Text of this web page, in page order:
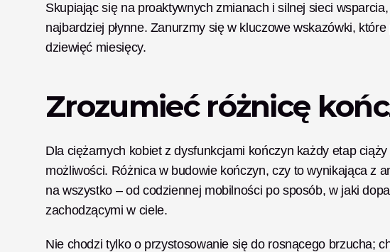
Skupiając się na proaktywnych zmianach i silnej sieci
najbardziej płynne. Zanurzmy się w kluczowe wskazówki,
dziewięć miesięcy.
Zrozumieć różnicę
Dla ciężarnych kobiet z dysfunkcjami kończyn każdy etap
możliwości. Różnica w budowie kończyn, czy to wynikająca z
na wszystko – od codziennej mobilności po sposób, w jaki
zachodzącymi w ciele.
Nie chodzi tylko o przystosowanie się do rosnącego brzucha;